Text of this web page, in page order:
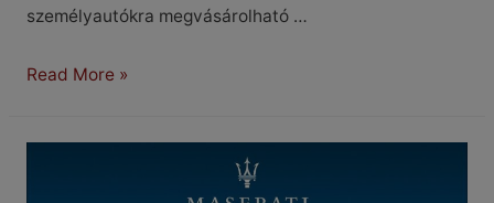
személyautókra megvásárolható …
Fontos
Read More »